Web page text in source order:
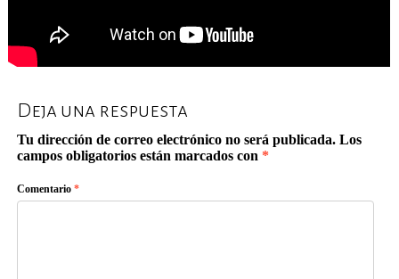
Deja una respuesta
Tu dirección de correo electrónico no será publicada. Los
campos obligatorios están marcados con *
Comentario*